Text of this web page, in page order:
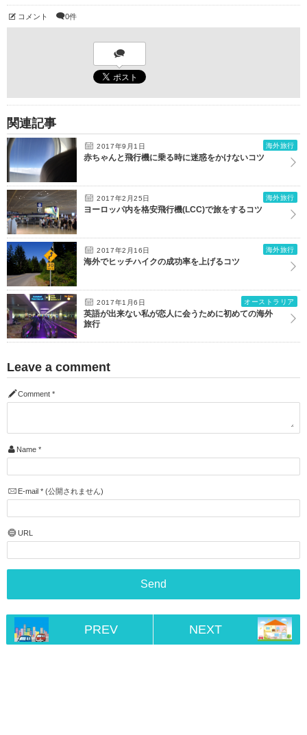
コメント 0件
関連記事
2017年9月1日 海外旅行
赤ちゃんと飛行機に乗る時に迷惑をかけないコツ
2017年2月25日 海外旅行
ヨーロッパ内を格安飛行機(LCC)で旅をするコツ
2017年2月16日 海外旅行
海外でヒッチハイクの成功率を上げるコツ
2017年1月6日 オーストラリア
英語が出来ない私が恋人に会うために初めての海外
旅行
Leave a comment
Comment *
Name *
E-mail *(公開されません)
URL
PREV NEXT